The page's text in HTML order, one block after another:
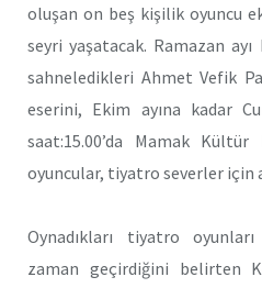
oluşan on beş kişilik oyuncu
seyri yaşatacak. Ramazan
sahneledikleri Ahmet Vefik
eserini, Ekim ayına kadar
saat:15.00’da Mamak Kültür
oyuncular, tiyatro severler için
Oynadıkları tiyatro
zaman geçirdiğini belirten